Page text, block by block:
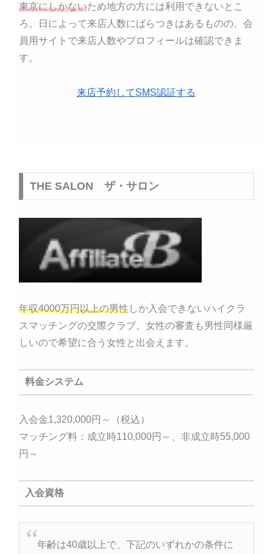
東京にしかないため地方の方には利用できないとこ
ろ。日によって来店人数にばらつきはあるものの、会
員用サイトで来店人数やプロフィールは確認できま
す。
来店予約してSMS認証する
THE SALON ザ・サロン
年収4000万円以上の男性しか入会できないハイクラ
スマッチングの交際クラブ。女性の審査も男性同様厳
しいので希望に合う女性と出会えます。
料金システム
入会金1,320,000円～（税込）
マッチング料：成立時110,000円～、非成立時55,000
円～
入会資格
年齢は40歳以上で、下記のいずれかの条件に